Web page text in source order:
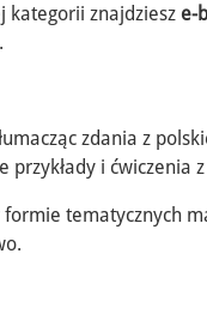
kategorii znajdziesz e-
zdania z
przykłady i ćwiczenia
tematycznych